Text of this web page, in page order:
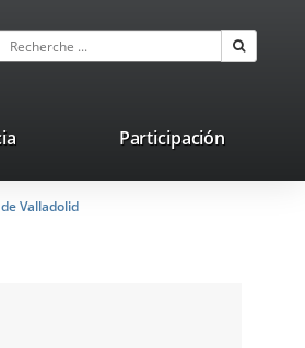
Recherche
Participación
Valladolid